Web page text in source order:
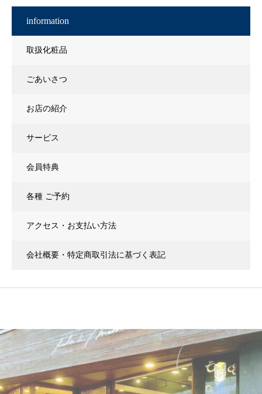
information
取扱化粧品
ごあいさつ
お店の紹介
サービス
会員特典
各種 ご予約
アクセス・お支払い方法
会社概要・特定商取引法に基づく表記